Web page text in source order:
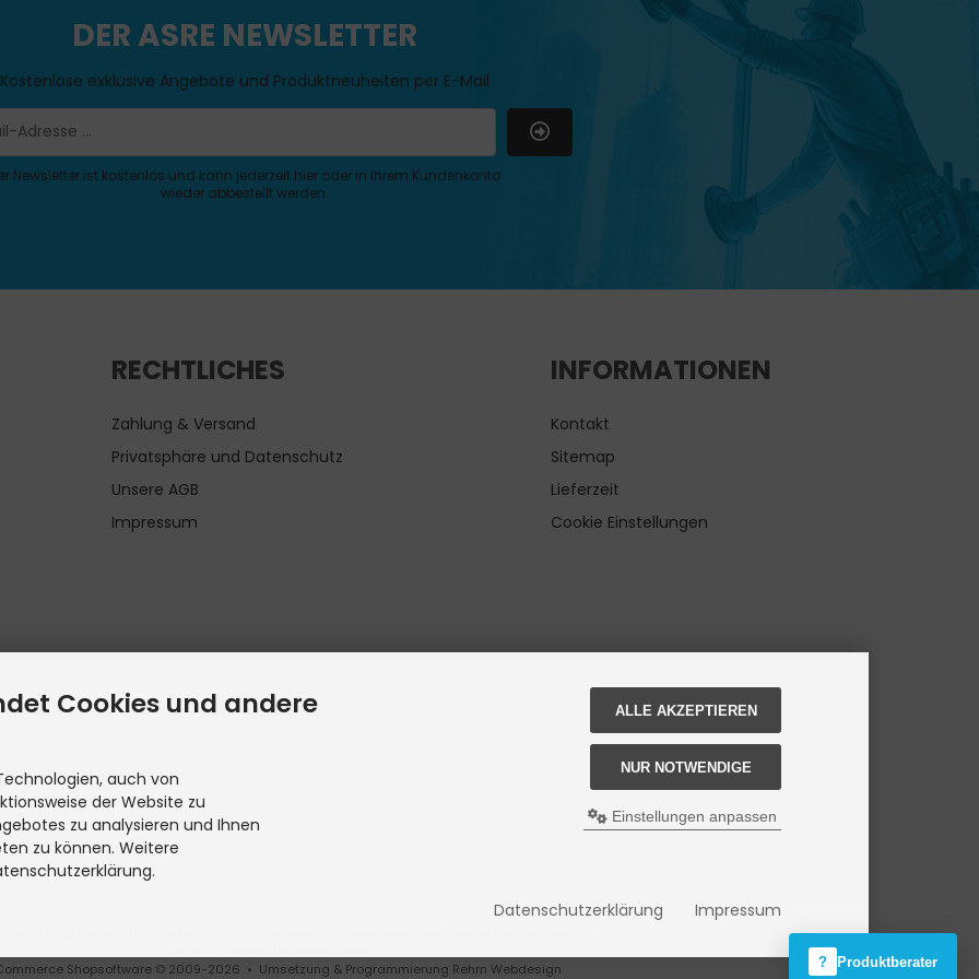
DER ASRE NEWSLETTER
Kostenlose exklusive Angebote und Produktneuheiten per E-Mail
Newsletter ist kostenlos und kann jederzeit hier oder in Ihrem Kundenkonto
wieder abbestellt werden.
RECHTLICHES
Zahlung & Versand
Privatsphäre und Datenschutz
Unsere AGB
Impressum
INFORMATIONEN
Kontakt
Sitemap
Lieferzeit
Cookie Einstellungen
Shopsoftware © 2009-2026 • Umsetzung & Programmierung Rehm Webdesign
? Produktberater
Cookies und andere
auch von
der Website zu
zu analysieren und Ihnen
zu können. Weitere
ALLE AKZEPTIEREN
NUR NOTWENDIGE
Einstellungen anpassen
Datenschutzerklärung Impressum